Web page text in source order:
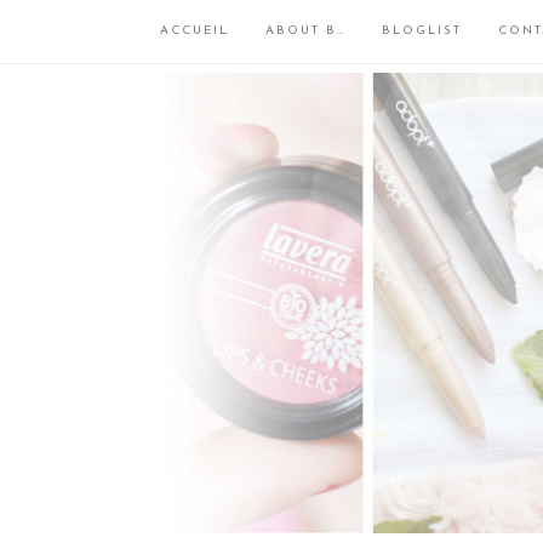
ACCUEIL ABOUT B… BLOGLIST